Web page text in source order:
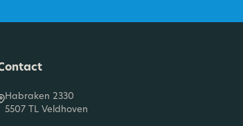
Habraken 2330
5507 TL Veldhoven